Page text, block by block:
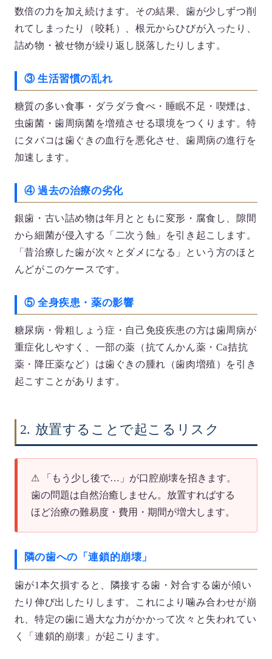
数倍の力を加え続けます。その結果、歯が少しずつ削
れてしまったり（咬耗）、根元からひびが入ったり、
詰め物・被せ物が繰り返し脱落したりします。
③ 生活習慣の乱れ
糖質の多い食事・ダラダラ食べ・睡眠不足・喫煙は、
虫歯菌・歯周病菌を増殖させる環境をつくります。特
にタバコは歯ぐきの血行を悪化させ、歯周病の進行を
加速します。
④ 過去の治療の劣化
銀歯・古い詰め物は年月とともに変形・腐食し、隙間
から細菌が侵入する「二次う蝕」を引き起こします。
「昔治療した歯が次々とダメになる」という方のほと
んどがこのケースです。
⑤ 全身疾患・薬の影響
糖尿病・骨粗しょう症・自己免疫疾患の方は歯周病が
重症化しやすく、一部の薬（抗てんかん薬・Ca拮抗
薬・降圧薬など）は歯ぐきの腫れ（歯肉増殖）を引き
起こすことがあります。
2. 放置することで起こるリスク
⚠
「もう少し後で…」が口腔崩壊を招きます。
歯の問題は自然治癒しません。放置すればする
ほど治療の難易度・費用・期間が増大します。
隣の歯への「連鎖的崩壊」
歯が1本欠損すると、隣接する歯・対合する歯が傾い
たり伸び出したりします。これにより噛み合わせが崩
れ、特定の歯に過大な力がかかって次々と失われてい
く「連鎖的崩壊」が起こります。